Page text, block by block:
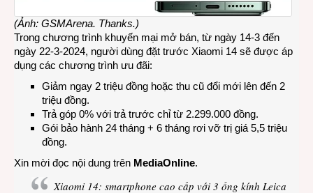
(Ảnh: GSMArena. Thanks.)
Trong chương trình khuyến mại mở bán, từ ngày 14-3 đến
ngày 22-3-2024, người dùng đặt trước Xiaomi 14 sẽ được áp
dụng các chương trình ưu đãi:
Giảm ngay 2 triệu đồng hoặc thu cũ đổi mới lên đến 2
triệu đồng.
Trả góp 0% với trả trước chỉ từ 2.299.000 đồng.
Gói bảo hành 24 tháng + 6 tháng rơi vỡ trị giá 5,5 triệu
đồng.
Xin mời đọc nội dung trên MediaOnline.
Xiaomi 14: smartphone cao cấp với 3 ống kính Leica